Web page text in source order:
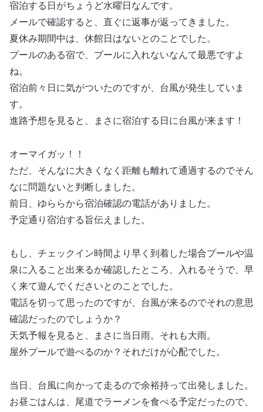
宿泊する日がちょうど水曜日なんです。
メールで確認すると、直ぐに返事が返ってきました。
夏休み期間中は、休館日はないとのことでした。
プールのある宿で、プールに入れないなんて最悪ですよ
ね。
宿泊前々日に気がついたのですが、台風が発生していま
す。
進路予想を見ると、まさに宿泊する日に台風が来ます！
オーマイガッ！！
ただ、そんなに大きくなく距離も離れて通過するのでそん
なに問題ないと判断しました。
前日、ゆららから宿泊確認の電話がありました。
予定通り宿泊する旨伝えました。
もし、チェックイン時間より早く到着した場合プールや温
泉に入ること出来るか確認したところ、入れるそうで、早
く来て遊んでくださいとのことでした。
電話を切って思ったのですが、台風が来るのでそれの意思
確認だったのでしょうか？
天気予報を見ると、まさに当日雨。それも大雨。
屋外プールで遊べるのか？それだけが心配でした。
当日、台風に向かって走るので余裕持って出発しました。
お昼ごはんは、尾道でラーメンを食べる予定だったので、